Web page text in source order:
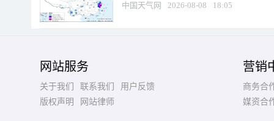
中国天气网 2026-08-08 18:05
网站服务
关于我们 联系我们
用户反馈
版权声明
网站律师
营销
商务合
媒资合